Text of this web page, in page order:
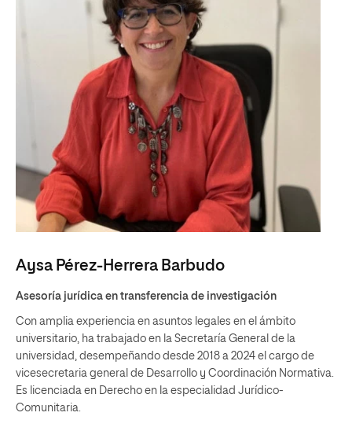
Aysa Pérez-Herrera Barbudo
Asesoría jurídica en transferencia de investigación
Con amplia experiencia en asuntos legales en el ámbito
universitario, ha trabajado en la Secretaría General de la
universidad, desempeñando desde 2018 a 2024 el cargo de
vicesecretaria general de Desarrollo y Coordinación Normativa.
Es licenciada en Derecho en la especialidad Jurídico-
Comunitaria.